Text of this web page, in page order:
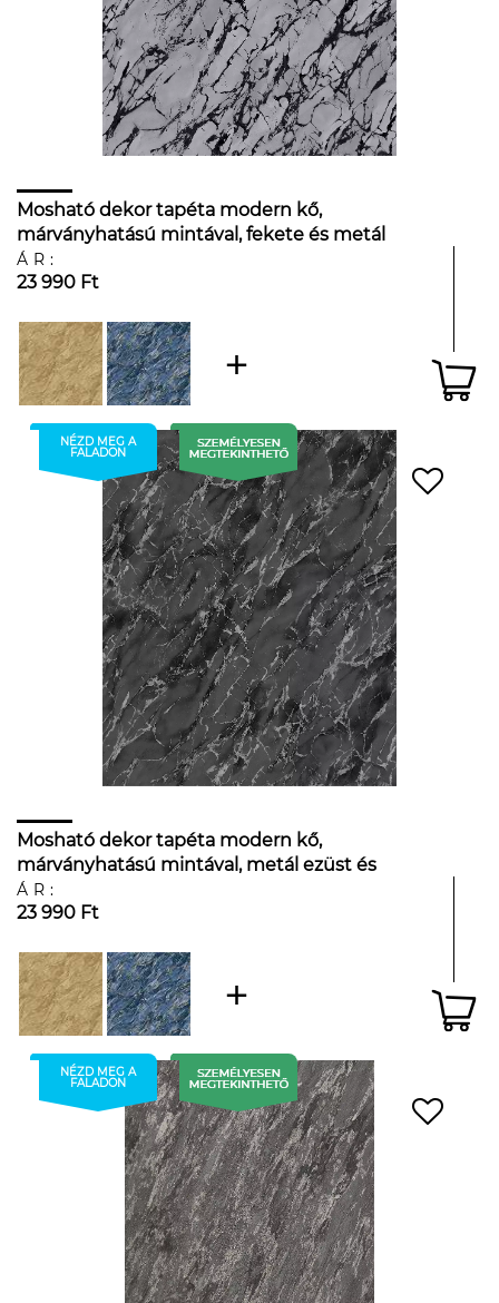
Mosható dekor tapéta modern kő,
márványhatású mintával, fekete és metál
ezüst színben
ÁR:
23 990 Ft
NÉZD MEG A
FALADON
Mosható dekor tapéta modern kő,
márványhatású mintával, metál ezüst és
fekete színben
ÁR:
23 990 Ft
NÉZD MEG A
FALADON